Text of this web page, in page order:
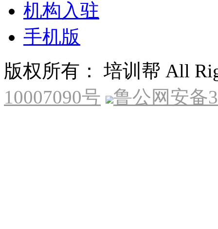
机构入驻
手机版
版权所有： 培训帮 All
10007090号
鲁公网安备